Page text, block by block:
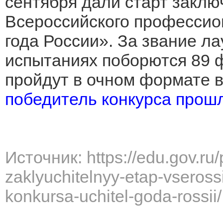
Всероссийского
года России». За звание
испытаниях поборются 89
пройдут в очном формате
победитель конкурса
Источник: https://
zaklyuchitelnyy-etap-
konkursa-uchitel-goda-rossii/